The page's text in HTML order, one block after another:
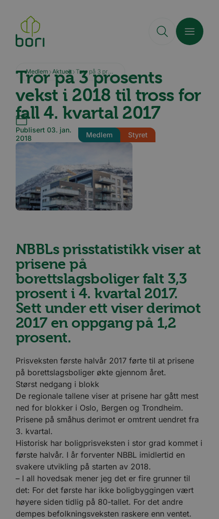
hovedinnhold
Medlem Aktuelt Tror på 3 prosents vekst i 2018 til tross for fall 4. kvartal 2017
Tror på 3 prosents
vekst i 2018 til tross for
fall 4. kvartal 2017
Publisert 03. jan.
2018
Medlem Styret
NBBLs prisstatistikk viser at
prisene på
borettslagsboliger falt 3,3
prosent i 4. kvartal 2017.
Sett under ett viser derimot
2017 en oppgang på 1,2
prosent.
Prisveksten første halvår 2017 førte til at prisene
på borettslagsboliger økte gjennom året.
Størst nedgang i blokk
De regionale tallene viser at prisene har gått mest
ned for blokker i Oslo, Bergen og Trondheim.
Prisene på småhus derimot er omtrent uendret fra
3. kvartal.
Historisk har boligprisveksten i stor grad kommet i
første halvår. I år forventer NBBL imidlertid en
svakere utvikling på starten av 2018.
– I all hovedsak mener jeg det er fire grunner til
det: For det første har ikke boligbyggingen vært
høyere siden tidlig på 80-tallet. For det andre
dempes befolkningsveksten raskere enn ventet.